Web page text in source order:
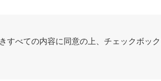
すべての内容に同意の上、チェックボッ